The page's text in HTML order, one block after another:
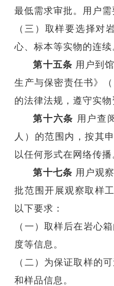
最低需求审批。用户
（三）取样要选择对
心、标本等实物的连续
第十五条 用户到
生产与保密责任书》
的法律法规，遵守实
第十六条 用户查
人）的范围内，按其
以任何形式在网络传
第十七条 用户观
批范围开展观察取样
以下要求：
（一）取样后在岩心
度等信息。
（二）为保证取样的
和样品信息。